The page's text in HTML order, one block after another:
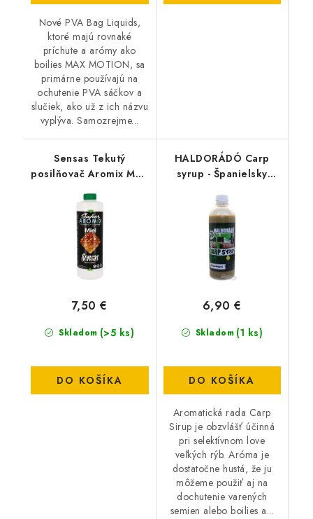
Nové PVA Bag Liquids,
ktoré majú rovnaké
príchute a arómy ako
boilies MAX MOTION, sa
primárne používajú na
ochutenie PVA sáčkov a
slučiek, ako už z ich názvu
vyplýva. Samozrejme...
Sensas Tekutý
posilňovač Aromix MED
Skladom (>5 ks)
7,50 €
DO KOŠÍKA
HALDORÁDÓ Carp
syrup - Španielsky
Skladom (1 ks)
6,90 €
DO KOŠÍKA
Aromatická rada Carp
Sirup je obzvlášť účinná
pri selektívnom love
veľkých rýb. Aróma je
dostatočne hustá, že ju
môžeme použiť aj na
dochutenie varených
semien alebo boilies a...